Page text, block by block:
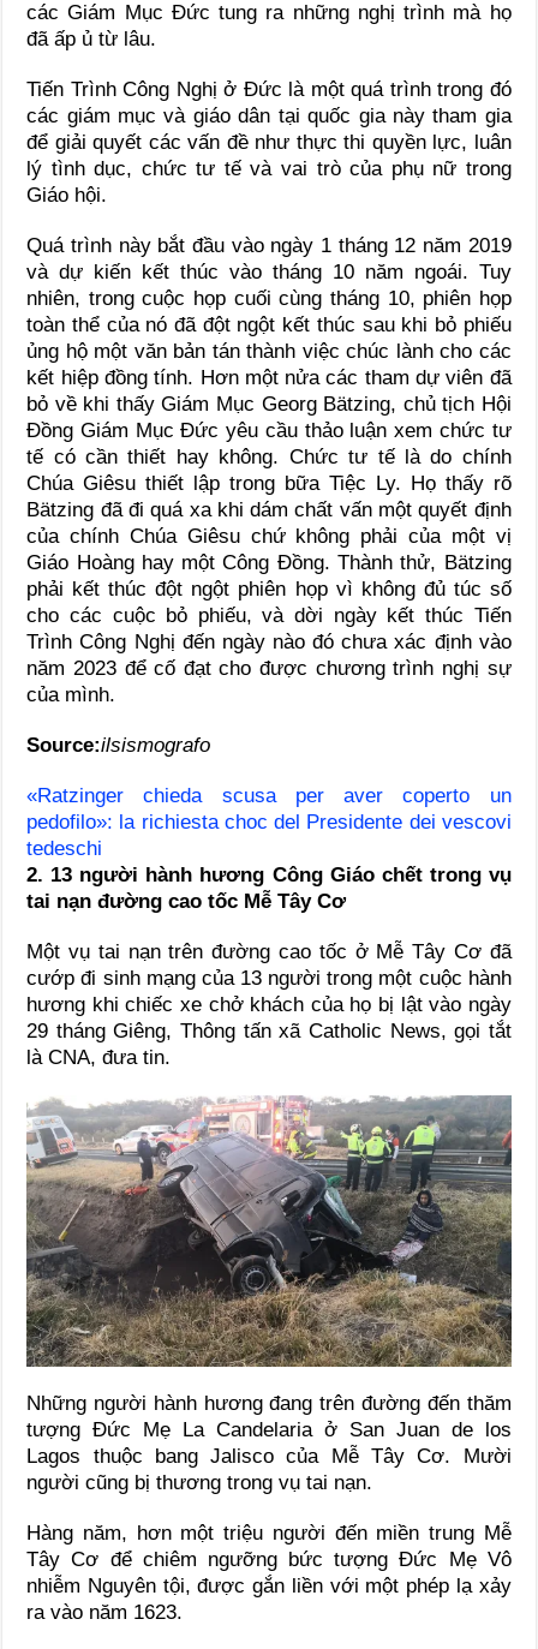
các Giám Mục Đức tung ra những nghị trình mà họ
đã ấp ủ từ lâu.
Tiến Trình Công Nghị ở Đức là một quá trình trong đó
các giám mục và giáo dân tại quốc gia này tham gia
để giải quyết các vấn đề như thực thi quyền lực, luân
lý tình dục, chức tư tế và vai trò của phụ nữ trong
Giáo hội.
Quá trình này bắt đầu vào ngày 1 tháng 12 năm 2019
và dự kiến kết thúc vào tháng 10 năm ngoái. Tuy
nhiên, trong cuộc họp cuối cùng tháng 10, phiên họp
toàn thể của nó đã đột ngột kết thúc sau khi bỏ phiếu
ủng hộ một văn bản tán thành việc chúc lành cho các
kết hiệp đồng tính. Hơn một nửa các tham dự viên đã
bỏ về khi thấy Giám Mục Georg Bätzing, chủ tịch Hội
Đồng Giám Mục Đức yêu cầu thảo luận xem chức tư
tế có cần thiết hay không. Chức tư tế là do chính
Chúa Giêsu thiết lập trong bữa Tiệc Ly. Họ thấy rõ
Bätzing đã đi quá xa khi dám chất vấn một quyết định
của chính Chúa Giêsu chứ không phải của một vị
Giáo Hoàng hay một Công Đồng. Thành thử, Bätzing
phải kết thúc đột ngột phiên họp vì không đủ túc số
cho các cuộc bỏ phiếu, và dời ngày kết thúc Tiến
Trình Công Nghị đến ngày nào đó chưa xác định vào
năm 2023 để cố đạt cho được chương trình nghị sự
của mình.
Source:ilsismografo
«Ratzinger chieda scusa per aver coperto un
pedofilo»: la richiesta choc del Presidente dei vescovi
tedeschi
2. 13 người hành hương Công Giáo chết trong vụ
tai nạn đường cao tốc Mễ Tây Cơ
Một vụ tai nạn trên đường cao tốc ở Mễ Tây Cơ đã
cướp đi sinh mạng của 13 người trong một cuộc hành
hương khi chiếc xe chở khách của họ bị lật vào ngày
29 tháng Giêng, Thông tấn xã Catholic News, gọi tắt
là CNA, đưa tin.
Những người hành hương đang trên đường đến thăm
tượng Đức Mẹ La Candelaria ở San Juan de los
Lagos thuộc bang Jalisco của Mễ Tây Cơ. Mười
người cũng bị thương trong vụ tai nạn.
Hàng năm, hơn một triệu người đến miền trung Mễ
Tây Cơ để chiêm ngưỡng bức tượng Đức Mẹ Vô
nhiễm Nguyên tội, được gắn liền với một phép lạ xảy
ra vào năm 1623.